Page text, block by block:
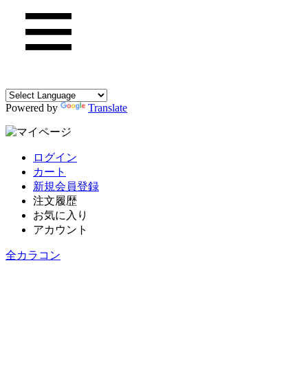
Powered by Translate
ログイン
カート
新規会員登録
注文履歴
お気に入り
アカウント
全カラコン